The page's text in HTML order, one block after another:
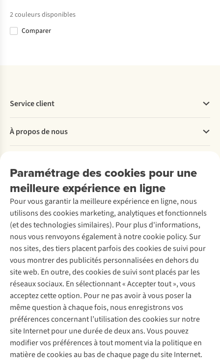
2couleurs disponibles
%
Comparer
Paramétrage des cookies pour une
meilleure expérience en ligne
Pour vous garantir la meilleure expérience en ligne, nous
utilisons des cookies marketing, analytiques et fonctionnels
(et des technologies similaires). Pour plus d'informations,
nous vous renvoyons également à notre cookie policy. Sur
nos sites, des tiers placent parfois des cookies de suivi pour
vous montrer des publicités personnalisées en dehors du
site web. En outre, des cookies de suivi sont placés par les
réseaux sociaux. En sélectionnant « Accepter tout », vous
acceptez cette option. Pour ne pas avoir à vous poser la
même question à chaque fois, nous enregistrons vos
préférences concernant l’utilisation des cookies sur notre
site Internet pour une durée de deux ans. Vous pouvez
modifier vos préférences à tout moment via la politique en
matière de cookies au bas de chaque page du site Internet.
Service client
Commander
Payer
Retourner
Rétractation d'une commande
Entretien & réparations
Garantie
Contactez-nous
À propos de nous
Entreprise responsable
À propos d’Ayacucho
Nos magasins
À propos d’A.S.Adventure
Déclaration d'accessibilité
Location / Location sports d’hiver
Seconde-main
Entretien de ski
Service de lavage
Entretien de chaussures
Réparation de chaussures
Réparation de vêtements
Retouches
Pour les entreprises
Découvrez
A.S.Magazine
Explore Camp
Expertise & conseils
Abonnez-vous à la newsletter
Suivez-nous
Mentions légales
Politique de confidentialité